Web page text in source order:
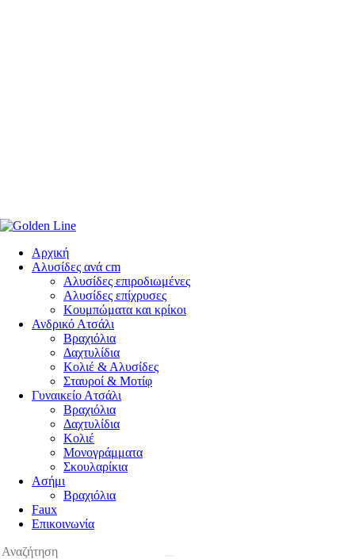
Αρχική
Αλυσίδες ανά cm
Αλυσίδες επιροδιωμένες
Αλυσίδες επίχρυσες
Κουμπώματα και κρίκοι
Ανδρικό Ατσάλι
Βραχιόλια
Δαχτυλίδια
Κολιέ & Αλυσίδες
Σταυροί & Μοτίφ
Γυναικείο Ατσάλι
Βραχιόλια
Δαχτυλίδια
Κολιέ
Μονογράμματα
Σκουλαρίκια
Ασήμι
Βραχιόλια
Faux
Επικοινωνία